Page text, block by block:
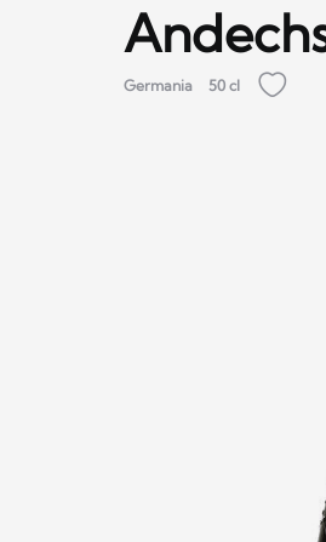
Germania 50 cl